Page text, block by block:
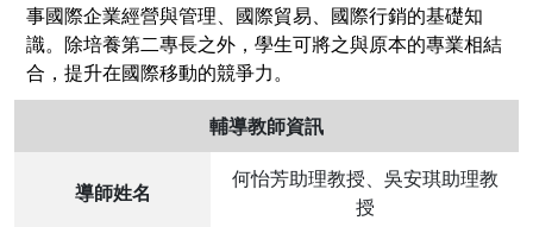
事國際企業經營與管理、國際貿易、國際行銷的基礎知
識。除培養第二專長之外，學生可將之與原本的專業相結
合，提升在國際移動的競爭力。
輔導教師資訊
導師姓名
何怡芳助理教授、吳安琪助理教
授